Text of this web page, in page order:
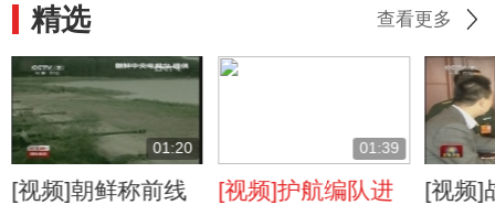
精选 查看更多
01:20
[视频]朝鲜称前线
01:39
[视频]护航编队进
[视频]